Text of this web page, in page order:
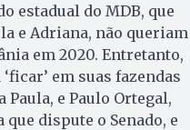
estadual do MDB, que
e Adriana, não queriam
em 2020. Entretanto,
em suas fazendas
e Paulo Ortegal,
dispute o Senado, e